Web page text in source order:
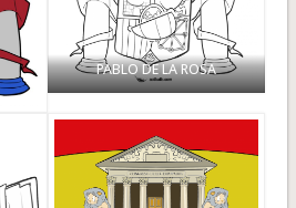
PABLO DE LA ROSA